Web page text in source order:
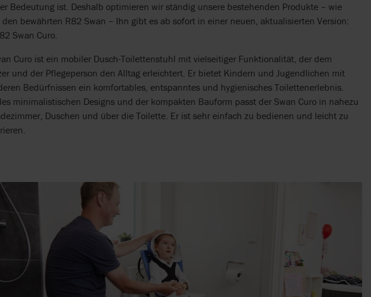
Bedeutung ist. Deshalb optimieren wir ständig unsere bestehenden Produkte – wie
bewährten R82 Swan – Ihn gibt es ab sofort in einer neuen, aktualisierten Version:
Swan Curo.
Curo ist ein mobiler Dusch-Toilettenstuhl mit vielseitiger Funktionalität, der dem
und der Pflegeperson den Alltag erleichtert. Er bietet Kindern und Jugendlichen mit
Bedürfnissen ein komfortables, entspanntes und hygienisches Toilettenerlebnis.
minimalistischen Designs und der kompakten Bauform passt der Swan Curo in nahezu
Duschen und über die Toilette. Er ist sehr einfach zu bedienen und leicht zu